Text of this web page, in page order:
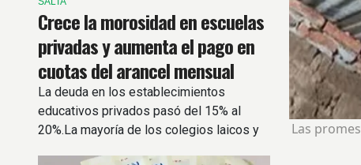
Crece la morosidad en escuelas
privadas y aumenta el pago en
cuotas del arancel mensual
La deuda en los establecimientos
educativos privados pasó del 15% al
20%.La mayoría de los colegios laicos y
Las